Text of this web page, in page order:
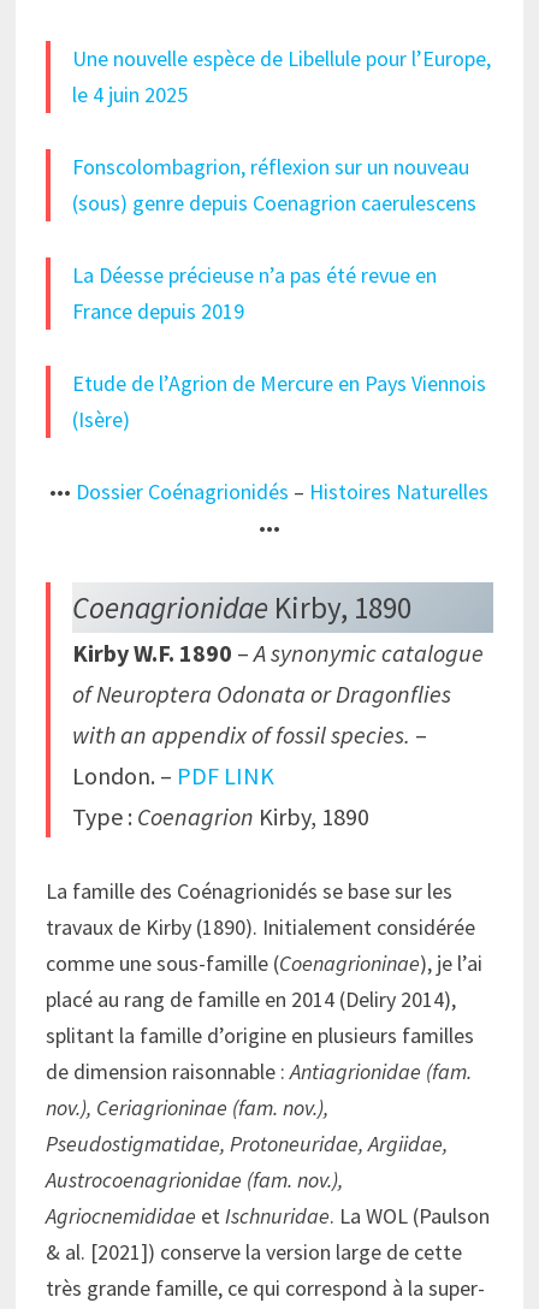
Une nouvelle espèce de Libellule pour l’Europe,
le 4 juin 2025
Fonscolombagrion, réflexion sur un nouveau
(sous) genre depuis Coenagrion caerulescens
La Déesse précieuse n’a pas été revue en
France depuis 2019
Etude de l’Agrion de Mercure en Pays Viennois
(Isère)
••• Dossier Coénagrionidés – Histoires Naturelles
•••
Coenagrionidae Kirby, 1890
Kirby W.F. 1890 –A synonymic catalogue
of Neuroptera Odonata or Dragonflies
with an appendix of fossil species. –
London. – PDF LINK
Type : Coenagrion Kirby, 1890
La famille des Coénagrionidés se base sur les
travaux de Kirby (1890). Initialement considérée
comme une sous-famille (Coenagrioninae), je l’ai
placé au rang de famille en 2014 (Deliry 2014),
splitant la famille d’origine en plusieurs familles
de dimension raisonnable :Antiagrionidae (fam.
nov.), Ceriagrioninae (fam. nov.),
Pseudostigmatidae, Protoneuridae, Argiidae,
Austrocoenagrionidae (fam. nov.),
Agriocnemididae etIschnuridae. La WOL (Paulson
& al. [2021]) conserve la version large de cette
très grande famille, ce qui correspond à la super-